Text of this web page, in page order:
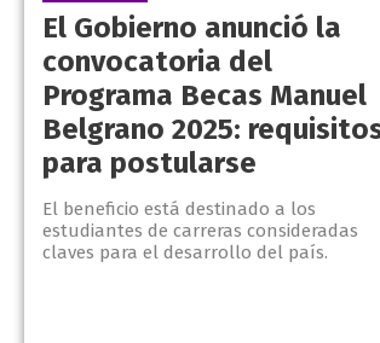
El Gobierno anunció la
convocatoria del
Programa Becas Manuel
Belgrano 2025:
para postularse
El beneficio está destinado a los
estudiantes de carreras consideradas
claves para el desarrollo del país.